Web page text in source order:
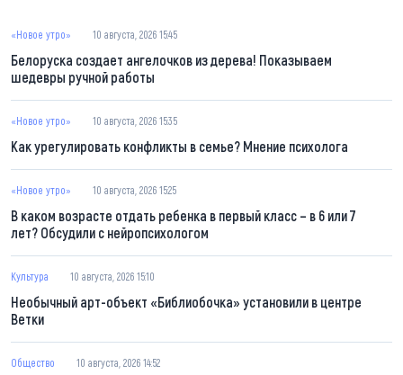
«Новое утро» 10 августа, 2026 15:45
Белоруска создает ангелочков из дерева! Показываем
шедевры ручной работы
«Новое утро» 10 августа, 2026 15:35
Как урегулировать конфликты в семье? Мнение психолога
«Новое утро» 10 августа, 2026 15:25
В каком возрасте отдать ребенка в первый класс – в 6 или 7
лет? Обсудили с нейропсихологом
Культура 10 августа, 2026 15:10
Необычный арт-объект «Библиобочка» установили в центре
Ветки
Общество 10 августа, 2026 14:52